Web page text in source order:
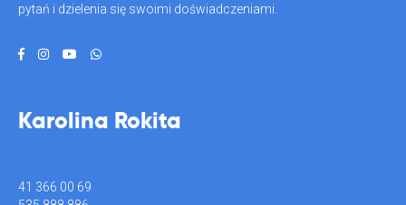
pytań i dzielenia się swoimi doświadczeniami.
Karolina Rokita
41 366 00 69